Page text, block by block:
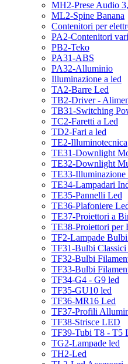
MH2-Prese Audio
ML2-Spine Banana
Contenitori per
PA2-Contenitori vari
PB2-Teko
PA31-ABS
PA32-Alluminio
Illuminazione a led
TA2-Barre Led
TB2-Driver -
TB31-Switching
TC2-Faretti a Led
TD2-Fari a led
TE2-Illuminotecnica
TE31-Downlight
TE32-Downlight
TE33-Illuminazione
TE34-Lampadari
TE35-Pannelli Led
TE36-Plafoniere
TE37-Proiettori a
TE38-Proiettori per
TF2-Lampade
TF31-Bulbi Classici
TF32-Bulbi
TF33-Bulbi
TF34-G4 - G9 led
TF35-GU10 led
TF36-MR16 Led
TF37-Profili
TF38-Strisce LED
TF39-Tubi T8 - T5
TG2-Lampade led
TH2-Led